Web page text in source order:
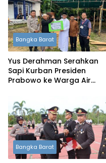
Bangka Barat
Yus Derahman Serahkan
Sapi Kurban Presiden
Prabowo ke Warga Air
Bangka Barat